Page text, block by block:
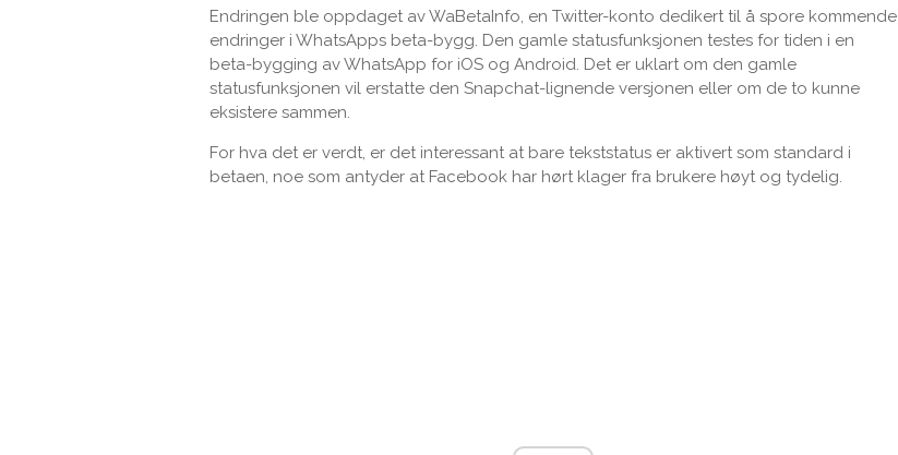
Endringen ble oppdaget av WaBetaInfo, en Twitter-konto dedikert til å spore kommende
endringer i WhatsApps beta-bygg. Den gamle statusfunksjonen testes for tiden i en
beta-bygging av WhatsApp for iOS og Android. Det er uklart om den gamle
statusfunksjonen vil erstatte den Snapchat-lignende versjonen eller om de to kunne
eksistere sammen.
For hva det er verdt, er det interessant at bare tekststatus er aktivert som standard i
betaen, noe som antyder at Facebook har hørt klager fra brukere høyt og tydelig.